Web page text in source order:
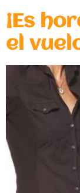
¡Es
el